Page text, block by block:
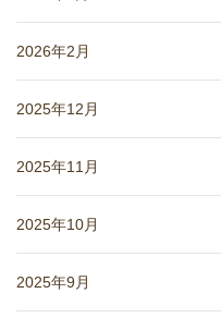
2026年2月
2025年12月
2025年11月
2025年10月
2025年9月